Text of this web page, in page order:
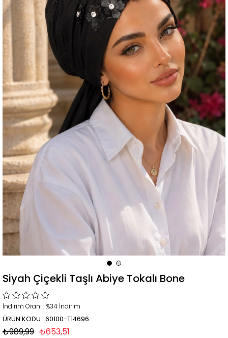
Siyah Çiçekli Taşlı Abiye Tokalı Bone
İndirim Oranı :%34 İndirim
ÜRÜN KODU : 60100-T14696
₺989,99 ₺653,51